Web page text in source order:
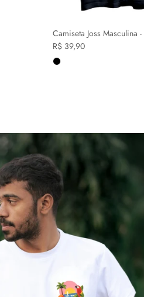
Camiseta Joss Masculina
R$ 39,90